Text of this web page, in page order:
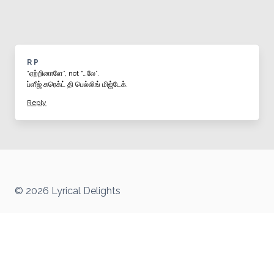
R P
“ஏற்றினாளே”, not “…லே”.
ப்ளீஜ் கரெக்ட் தி பெல்லிங் மிஜ்டேக்.
Reply
© 2026 Lyrical Delights